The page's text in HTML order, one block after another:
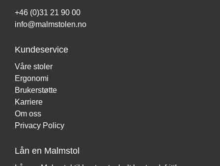
+46 (0)31 21 90 00
info@malmstolen.no
Kundeservice
Våre stoler
Ergonomi
Brukerstøtte
Karriere
Om oss
Privacy Policy
Lån en Malmstol